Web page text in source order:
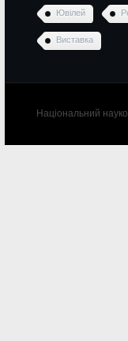
Ювілей
Виставка
Національний